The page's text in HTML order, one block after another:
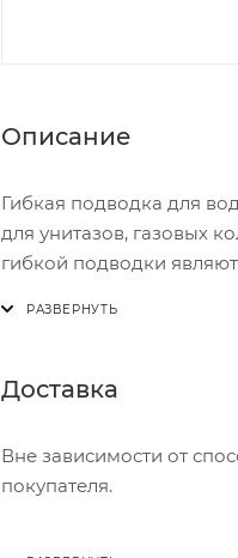
Описание
Гибкая подводка для
для унитазов, газовых
гибкой подводки
Доставка
Вне зависимости от
покупателя.